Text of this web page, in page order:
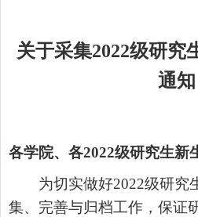
关于采集2022级研究
通知
各学院、各2022级研究生新
为切实做好2022级研究
集、 完善与归档工作，保证